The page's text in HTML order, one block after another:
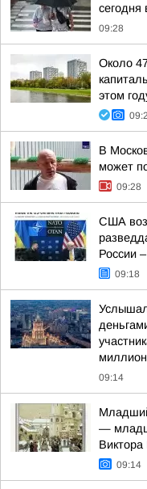
сегодня
09:28
Около
этом
В
может
09:28
США
России
09:18
09:14
—
Виктора
09:14